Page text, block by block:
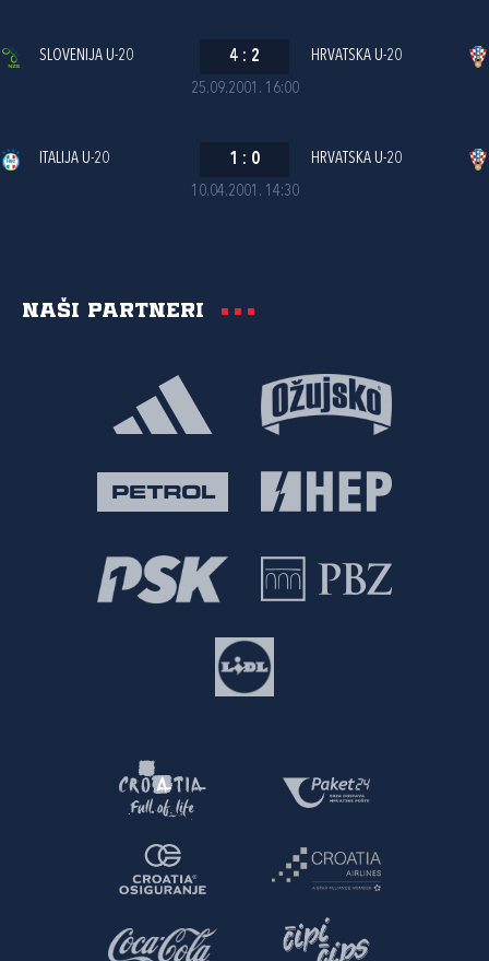
25.09.2001. 16:00
SLOVENIJA U-20 4 : 2 HRVATSKA U-20
10.04.2001. 14:30
ITALIJA U-20 1 : 0 HRVATSKA U-20
Naši partneri